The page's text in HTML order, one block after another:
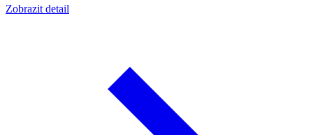
Zobrazit detail